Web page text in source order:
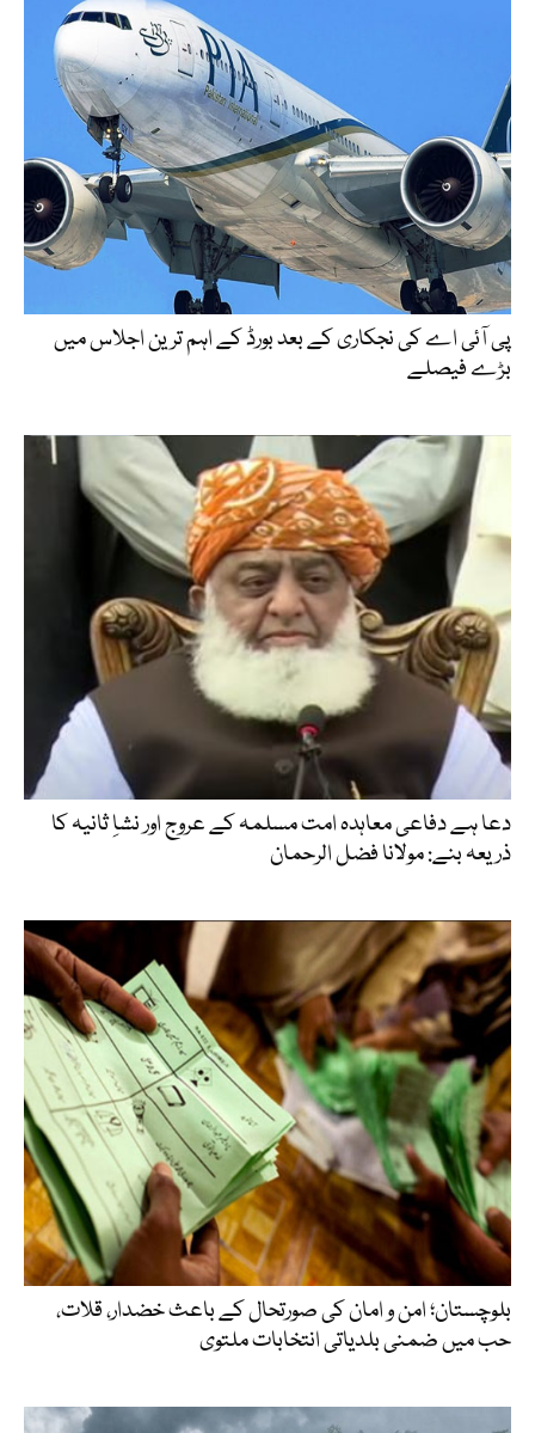
پی آئی اے کی نجکاری کے بعد بورڈ کے اہم ترین اجلاس میں
بڑے فیصلے
دعا ہے دفاعی معاہدہ امت مسلمہ کے عروج اور نشاِ ثانیہ کا
ذریعہ بنے: مولانا فضل الرحمان
بلوچستان؛ امن و امان کی صورتحال کے باعث خضدار، قلات،
حب میں ضمنی بلدیاتی انتخابات ملتوی